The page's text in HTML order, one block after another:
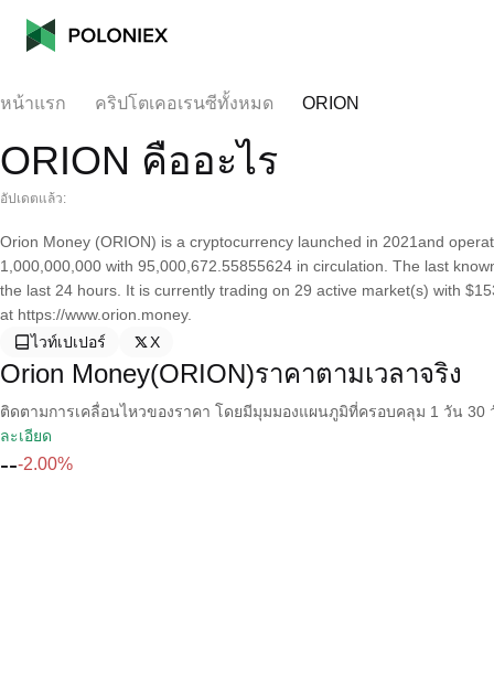
หน้าแรก คริปโตเคอเรนซีทั้งหมด ORION
ORION คืออะไร
อัปเดตแล้ว:
Orion Money (ORION) is a cryptocurrency launched in 2021and
1,000,000,000 with 95,000,672.55855624 in circulation. The last
the last 24 hours. It is currently trading on 29 active market(s) with
at https://www.orion.money.
ไวท์เปเปอร์
X
Orion Money(ORION)ราคาตามเวลาจริง
ติดตามการเคลื่อนไหวของราคา โดยมีมุมมองแผนภูมิที่ครอบคลุม 1 วัน 30
ละเอียด
---2.00%